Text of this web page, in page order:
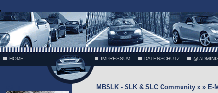
;
HOME IMPRESSUM DATENSCHUTZ @
MBSLK - SLK & SLC Community » » E-